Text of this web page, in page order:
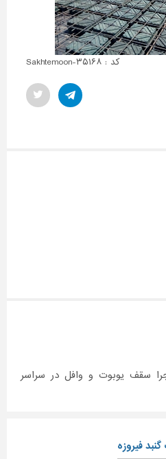
کد : Sakhtemoon-۳۵۱۶۸
سقف یوبوت و وافل در سراسر
فیروزه